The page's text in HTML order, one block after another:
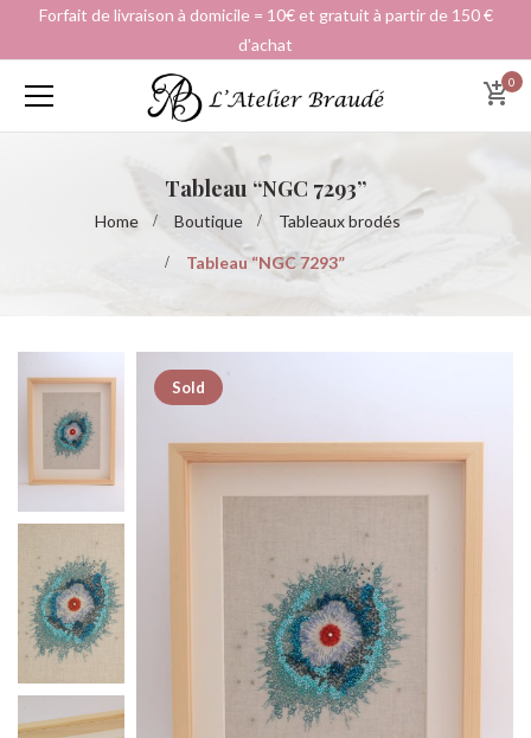
Forfait de livraison à domicile = 10€ et gratuit à partir de 150 €
d'achat
0
Tableau “NGC 7293”
Home Boutique Tableaux brodés
Tableau “NGC 7293”
Sold